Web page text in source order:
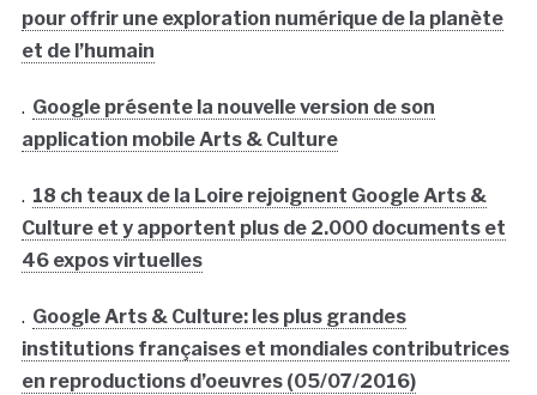
pour offrir une exploration numérique de la planète
et de l’humain
. Google présente la nouvelle version de son
application mobile Arts & Culture
. 18 ch teaux de la Loire rejoignent Google Arts &
Culture et y apportent plus de 2.000 documents et
46 expos virtuelles
. Google Arts & Culture: les plus grandes
institutions françaises et mondiales contributrices
en reproductions d’oeuvres (05/07/2016)